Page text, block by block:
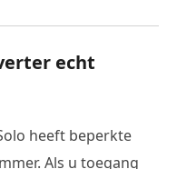
echt
heeft beperkte
Als u toegang